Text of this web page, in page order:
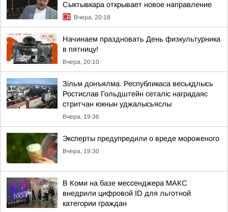
Сыктывкара открывает новое направление
Вчера, 20:18
Начинаем праздновать День физкультурника
в пятницу!
Вчера, 20:10
Зільм донъялма. Республикаса веськдлысь
Ростислав Гольдштейн сеталіс наградаяс
стритчан юкнын уджалысьяслы
Вчера, 19:36
Эксперты предупредили о вреде мороженого
Вчера, 19:30
В Коми на базе мессенджера МАКС
внедрили цифровой ID для льготной
категории граждан